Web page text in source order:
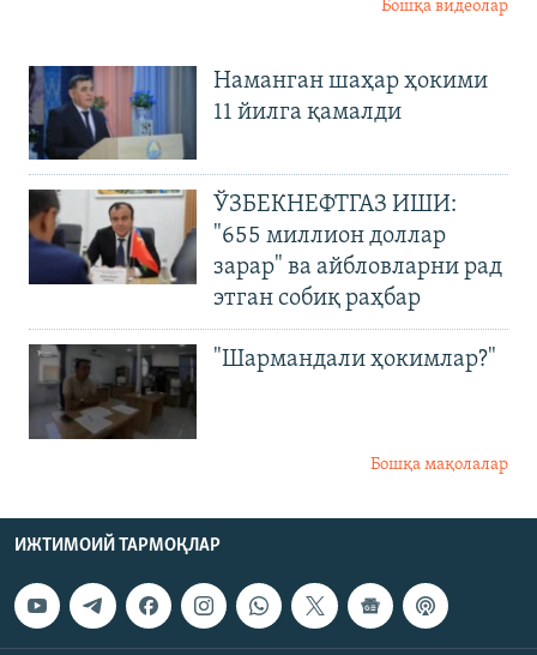
Бошқа видеолар
Наманган шаҳар ҳокими
11 йилга қамалди
ЎЗБЕКНЕФТГАЗ ИШИ:
"655 миллион доллар
зарар" ва айбловларни рад
этган собиқ раҳбар
"Шармандали ҳокимлар?"
Бошқа мақолалар
ИЖТИМОИЙ ТАРМОҚЛАР